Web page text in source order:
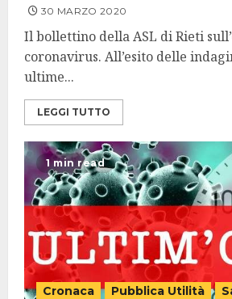
30 MARZO 2020
Il bollettino della ASL di Rieti
coronavirus. All’esito delle
ultime...
LEGGI TUTTO
1 min read
Cronaca Pubblica Utilità